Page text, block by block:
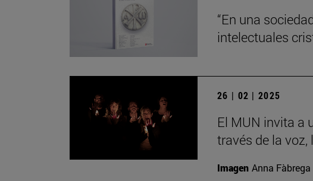
“En una
intelectuales
26 | 02 | 2025
El MUN invita a
través de la
Imagen Anna Fàbrega